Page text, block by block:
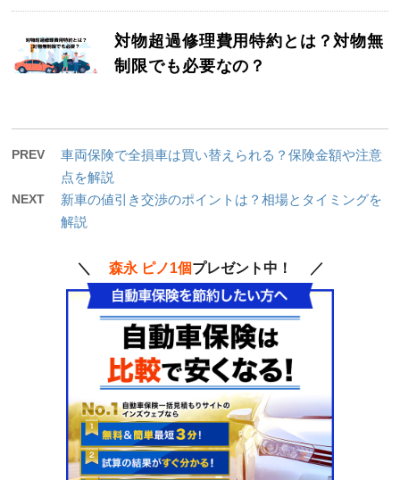
対物超過修理費用特約とは？対物無
制限でも必要なの？
PREV
車両保険で全損車は買い替えられる？保険金額や注意
点を解説
NEXT
新車の値引き交渉のポイントは？相場とタイミングを
解説
＼ 森永 ピノ1個プレゼント中！ ／